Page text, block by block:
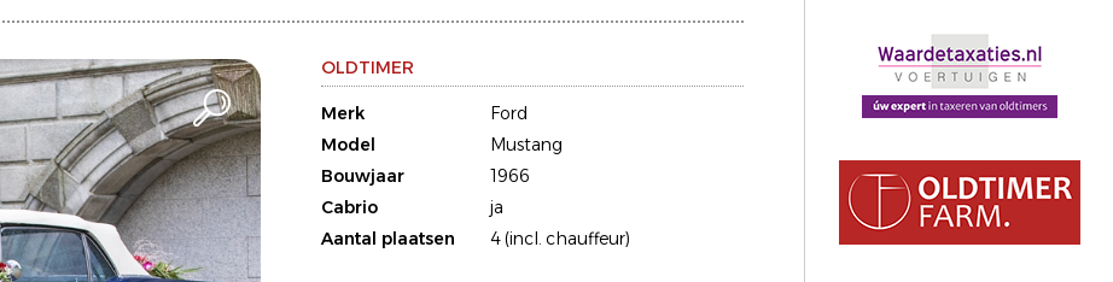
OLDTIMER
Merk
Ford
Model
Mustang
Bouwjaar
1966
Cabrio
ja
Aantal plaatsen
4 (incl. chauffeur)